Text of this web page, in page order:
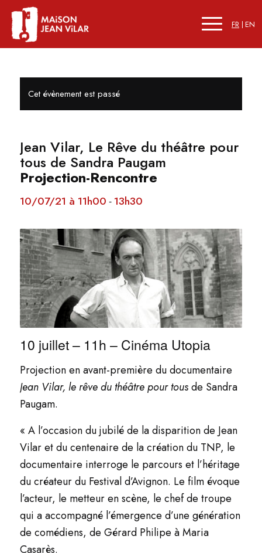
FR EN
Cet évènement est passé
Jean Vilar, Le Rêve du théâtre pour
tous de Sandra Paugam
Projection-Rencontre
10/07/21 à 11h00 - 13h30
10 juillet – 11h – Cinéma Utopia
Projection en avant-première du documentaire
Jean Vilar, le rêve du théâtre pour tousde Sandra
Paugam.
« A l’occasion du jubilé de la disparition de Jean
Vilar et du centenaire de la création du TNP, le
documentaire interroge le parcours et l’héritage
du créateur du Festival d’Avignon. Le film évoque
l’acteur, le metteur en scène, le chef de troupe
qui a accompagné l’émergence d’une génération
de comédiens, de Gérard Philipe à Maria
Casarès.